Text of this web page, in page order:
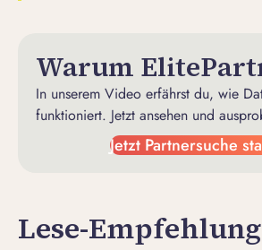
Warum
In unserem Video erfährst du, wie
funktioniert. Jetzt ansehen und
Jetzt Partnersuche
Lese-Empfehlung